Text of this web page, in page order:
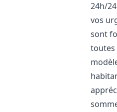
24h/
vos
sont
toutes